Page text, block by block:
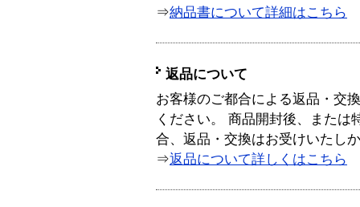
⇒納品書について詳細はこちら
返品について
お客様のご都合による返品・交
ください。 商品開封後、または
合、返品・交換はお受けいたし
⇒返品について詳しくはこちら